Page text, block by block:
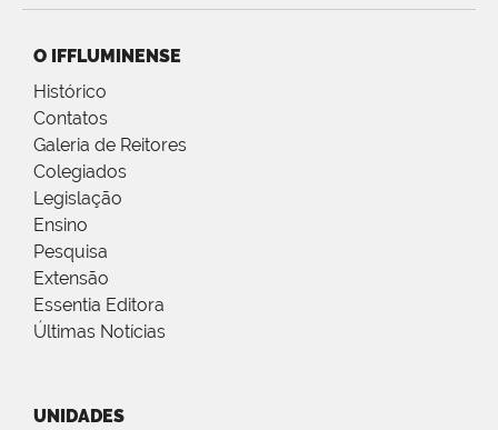
O IFFLUMINENSE
Histórico
Contatos
Galeria de Reitores
Colegiados
Legislação
Ensino
Pesquisa
Extensão
Essentia Editora
Últimas Notícias
UNIDADES